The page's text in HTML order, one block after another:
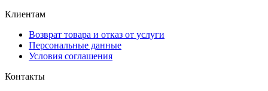
Клиентам
Возврат товара и отказ от услуги
Персональные данные
Условия соглашения
Контакты